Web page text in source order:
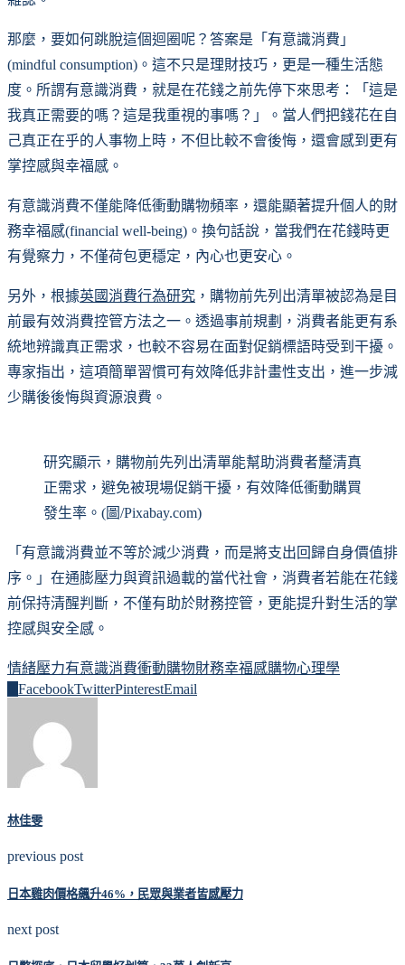
那麼，要如何跳脫這個迴圈呢？答案是「有意識消費」
(mindful consumption)。這不只是理財技巧，更是一種生活態
度。所謂有意識消費，就是在花錢之前先停下來思考：「這是
我真正需要的嗎？這是我重視的事嗎？」。當人們把錢花在自
己真正在乎的人事物上時，不但比較不會後悔，還會感到更有
掌控感與幸福感。
有意識消費不僅能降低衝動購物頻率，還能顯著提升個人的財
務幸福感(financial well-being)。換句話說，當我們在花錢時更
有覺察力，不僅荷包更穩定，內心也更安心。
另外，根據英國消費行為研究 ，購物前先列出清單被認為是目
前最有效消費控管方法之一。透過事前規劃，消費者能更有系
統地辨識真正需求，也較不容易在面對促銷標語時受到干擾。
專家指出，這項簡單習慣可有效降低非計畫性支出，進一步減
少購後後悔與資源浪費。
研究顯示，購物前先列出清單能幫助消費者釐清真
正需求，避免被現場促銷干擾，有效降低衝動購買
發生率。(圖/Pixabay.com)
「有意識消費並不等於減少消費，而是將支出回歸自身價值排
序。」在通膨壓力與資訊過載的當代社會，消費者若能在花錢
前保持清醒判斷，不僅有助於財務控管，更能提升對生活的掌
控感與安全感。
情緒壓力有意識消費衝動購物財務幸福感購物心理學
FacebookTwitterPinterestEmail
林佳雯
previous post
日本雞肉價格飆升46%，民眾與業者皆感壓力
next post